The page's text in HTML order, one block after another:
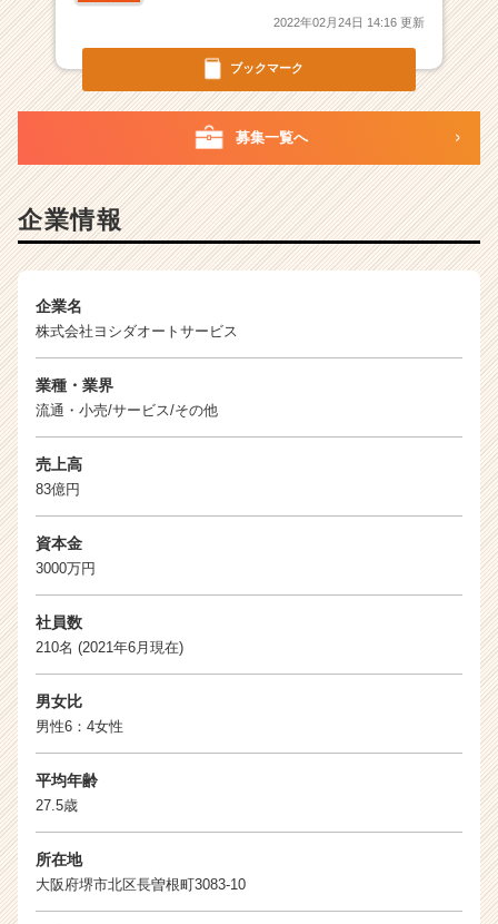
イ
ト
ャ
リ
h
e
r
C
ブックマーク
2022年02月24日 14:16 更新
募集一覧へ
企業情報
企業名
株式会社ヨシダオートサービス
業種・業界
流通・小売/サービス/その他
売上高
83億円
資本金
3000万円
社員数
210名 (2021年6月現在)
男女比
男性6：4女性
平均年齢
27.5歳
所在地
大阪府堺市北区長曽根町3083-10